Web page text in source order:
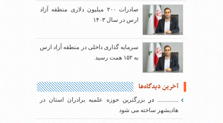
صادرات ۲۰۰ میلیون دلاری منطقه آزاد
ارس در سال ۱۴۰۳
سرمایه گذاری داخلی در منطقه آزاد ارس
به ۱۵۲ همت رسید
آخرین دیدگاه‌ها
..............دربزرگترین حوزه علمیه برادران استان در
هادیشهر ساخته می شود